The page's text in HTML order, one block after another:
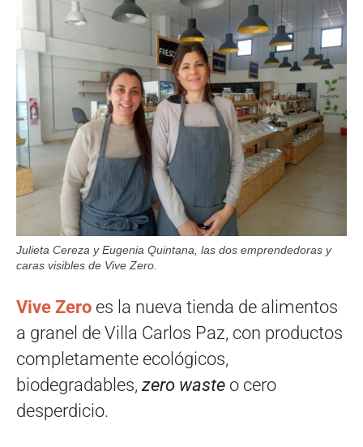
Julieta Cereza y Eugenia Quintana, las dos emprendedoras y
caras visibles de Vive Zero.
Vive Zero es la nueva tienda de alimentos
a granel de Villa Carlos Paz, con productos
completamente ecológicos,
biodegradables, zero waste o cero
desperdicio.